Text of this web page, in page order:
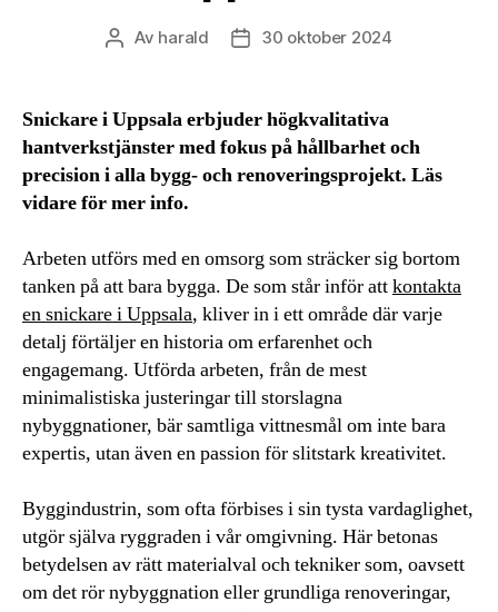
Inläggsförfattare
Av harald Inläggsdatum
30 oktober 2024
Snickare i Uppsala erbjuder högkvalitativa
hantverkstjänster med fokus på hållbarhet och
precision i alla bygg- och renoveringsprojekt. Läs
vidare för mer info.
Arbeten utförs med en omsorg som sträcker sig bortom
tanken på att bara bygga. De som står inför attkontakta
en snickare i Uppsala, kliver in i ett område där varje
detalj förtäljer en historia om erfarenhet och
engagemang. Utförda arbeten, från de mest
minimalistiska justeringar till storslagna
nybyggnationer, bär samtliga vittnesmål om inte bara
expertis, utan även en passion för slitstark kreativitet.
Byggindustrin, som ofta förbises i sin tysta vardaglighet,
utgör själva ryggraden i vår omgivning. Här betonas
betydelsen av rätt materialval och tekniker som, oavsett
om det rör nybyggnation eller grundliga renoveringar,